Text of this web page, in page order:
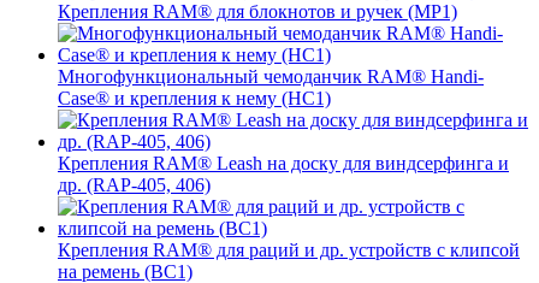
Крепления RAM® для блокнотов и ручек (MP1)
Многофункциональный чемоданчик RAM® Handi-
Case® и крепления к нему (HC1)
Крепления RAM® Leash на доску для виндсерфинга и
др. (RAP-405, 406)
Крепления RAM® для раций и др. устройств с клипсой
на ремень (BC1)